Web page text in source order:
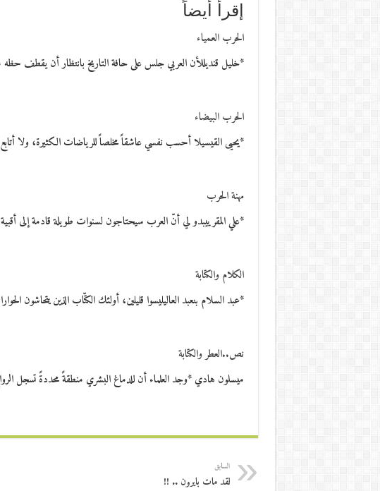
إقرأ أيضاً
الحرب العمياء
*خليل قنديللأن العربي جلس على حافة التاريخ بانتظار أن يقطف حظه
الحرب البيضاء
*يحيى القيسيلا أحسب نفسي عاشقاً مخلصاً للرياضات الكثيرة، ولا أتابع
مهنة الحرب
*علي المقرييبدو لي أنّ العرب سيحتاجون لسنوات طويلة قادمة إلى
الكلام والكتابة
*عبد السلام بنعبد العاليليسوا قليلين، أولئك الكتّاب الذين يتحاشون
نص..العطر والكتابة
ميسلون هادي *وجد العلماء أن للدماغ البشري منطقةً محددةً تسجل
السابق
لقد مات بايرون .. !!